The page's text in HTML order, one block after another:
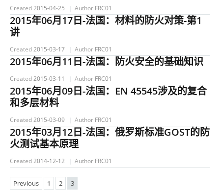
Created2015-04-25 Author FRC01
2015年06月17日-法国：材料的防火对策-第1
讲
Created2015-03-17 Author FRC01
2015年06月11日-法国：防火安全的基础知识
Created2015-03-11 Author FRC01
2015年06月09日-法国：EN 45545涉及的复合
和多层材料
Created2015-03-09 Author FRC01
2015年03月12日-法国：俄罗斯标准GOST的防
火测试基本原理
Created2014-12-12 Author FRC01
Previous 1 2 3